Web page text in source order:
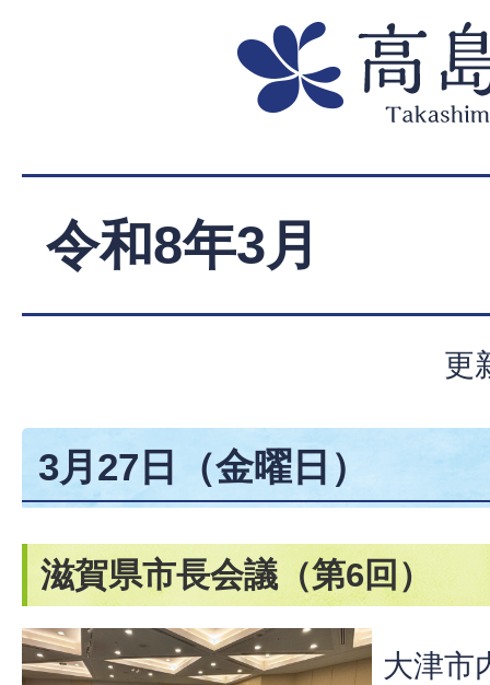
令和8年3月
更
3月27日（金曜日）
滋賀県市長会議（第6回）
大津市